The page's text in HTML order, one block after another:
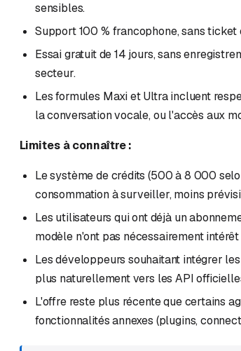
sensibles.
Support 100 % francophone, sans ticket
Essai gratuit de 14 jours, sans
secteur.
Les formules Maxi et Ultra incluent
la conversation vocale, ou l'accès aux
Limites à connaître :
Le système de crédits (500 à 8 000
consommation à surveiller, moins
Les utilisateurs qui ont déjà un
modèle n'ont pas nécessairement
Les développeurs souhaitant intégrer
plus naturellement vers les API
L'offre reste plus récente que certains
fonctionnalités annexes (plugins,